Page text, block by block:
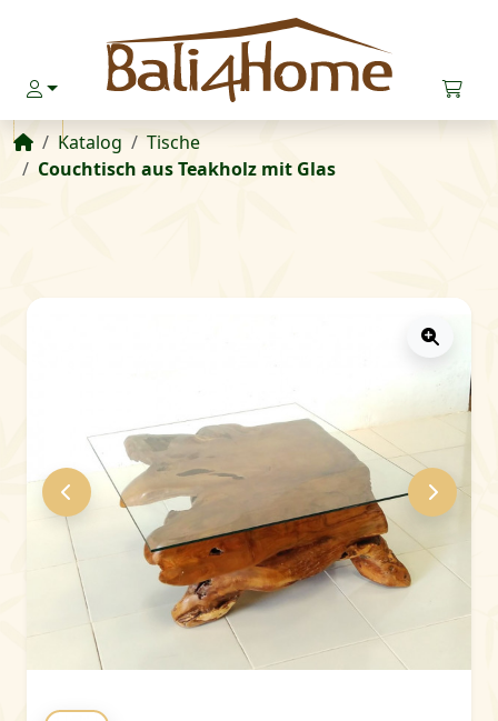
Startseite
Katalog
Tische
Couchtisch aus Teakholz mit Glas